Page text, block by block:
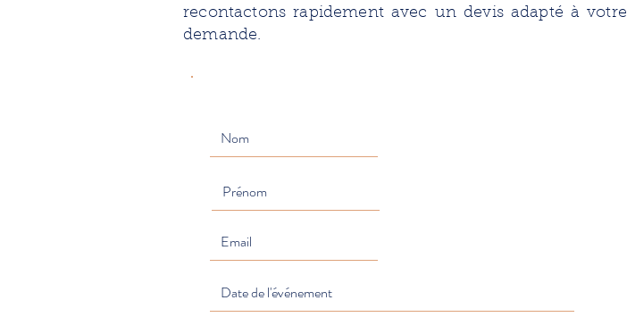
recontactons rapidement avec un devis adapté à votre
demande.